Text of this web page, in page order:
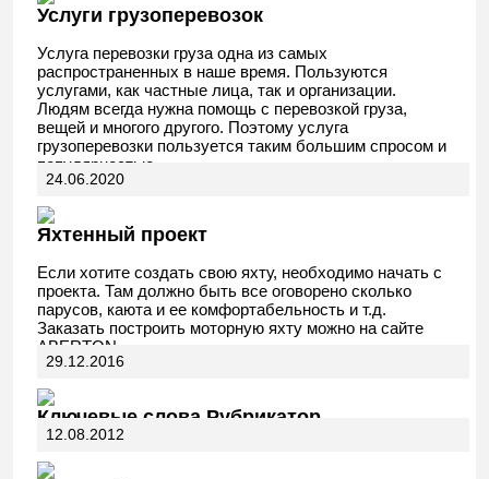
Услуги грузоперевозок
Услуга перевозки груза одна из самых
распространенных в наше время. Пользуются
услугами, как частные лица, так и организации.
Людям всегда нужна помощь с перевозкой груза,
вещей и многого другого. Поэтому услуга
грузоперевозки пользуется таким большим спросом и
популярностью.
24.06.2020
Яхтенный проект
Если хотите создать свою яхту, необходимо начать с
проекта. Там должно быть все оговорено сколько
парусов, каюта и ее комфортабельность и т.д.
Заказать построить моторную яхту можно на сайте
ABERTON.
29.12.2016
Ключевые слова Рубрикатор
12.08.2012